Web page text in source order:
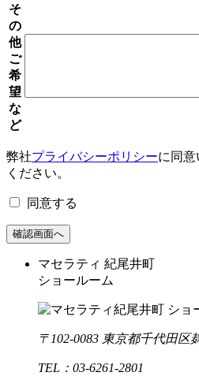
そ
の
他
ご
希
望
な
ど
弊社プライバシーポリシーに同意
ください。
同意する
マセラティ 紀尾井町
ショールーム
〒102-0083 東京都千代田区
TEL：03-6261-2801